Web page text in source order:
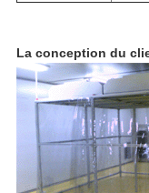
La conception du